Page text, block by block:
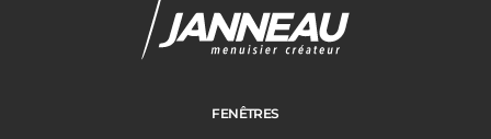
FENÊTRES
Janneau Menuisier Créateur